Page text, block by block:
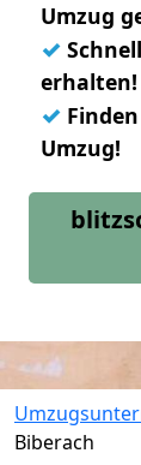
Umzug
✓
erhalten!
✓
Umzug!
Biberach